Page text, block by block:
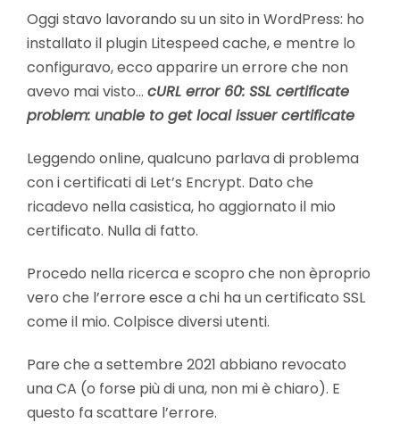
Oggi stavo lavorando su un sito in WordPress: ho
installato il plugin Litespeed cache, e mentre lo
configuravo, ecco apparire un errore che non
avevo mai visto… cURL error 60: SSL certificate
problem: unable to get local issuer certificate
Leggendo online, qualcuno parlava di problema
con i certificati di Let’s Encrypt. Dato che
ricadevo nella casistica, ho aggiornato il mio
certificato. Nulla di fatto.
Procedo nella ricerca e scopro che non èproprio
vero che l’errore esce a chi ha un certificato SSL
come il mio. Colpisce diversi utenti.
Pare che a settembre 2021 abbiano revocato
una CA (o forse più di una, non mi è chiaro). E
questo fa scattare l’errore.